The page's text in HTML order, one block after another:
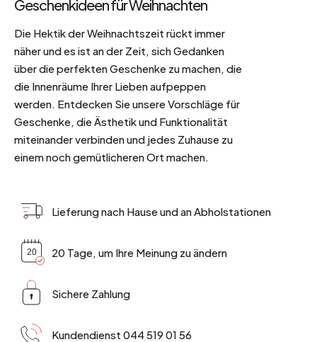
Geschenkideen für Weihnachten
Die Hektik der Weihnachtszeit rückt immer
näher und es ist an der Zeit, sich Gedanken
über die perfekten Geschenke zu machen, die
die Innenräume Ihrer Lieben aufpeppen
werden. Entdecken Sie unsere Vorschläge für
Geschenke, die Ästhetik und Funktionalität
miteinander verbinden und jedes Zuhause zu
einem noch gemütlicheren Ort machen.
Lieferung nach Hause und an Abholstationen
20 Tage, um Ihre Meinung zu ändern
Sichere Zahlung
Kundendienst 044 519 01 56